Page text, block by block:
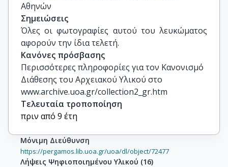
Αθηνών
Σημειώσεις
Όλες οι φωτογραφίες αυτού του λευκώματος
αφορούν την ίδια τελετή.
Κανόνες πρόσβασης
Περισσότερες πληροφορίες για τον Κανονισμό
Διάθεσης του Αρχειακού Υλικού στο
www.archive.uoa.gr/collection2_gr.htm
Τελευταία τροποποίηση
πριν από 9 έτη
Μόνιμη Διεύθυνση
https://pergamos.lib.uoa.gr/uoa/dl/object/72477
Λήψεις Ψηφιοποιημένου Υλικού (16)